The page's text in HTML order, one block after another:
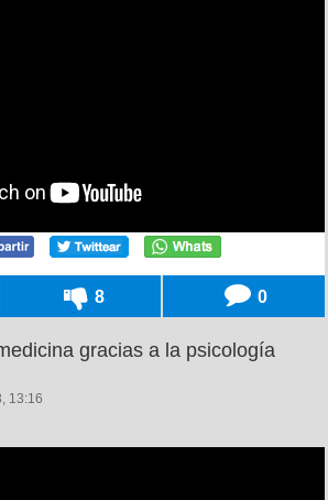
8 0
gracias a la psicología
13:16